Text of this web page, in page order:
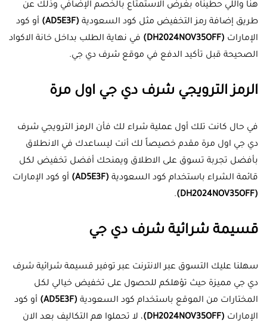
هنا واللي حطيناه بغرض الاستمتاع بالخصم الإضافي وذلك عن
طريق إضافة رمز التخفيض مثل كود السعودية (AD5E3F)
أو كود
الإمارات (DH2024NOV35OFF)
في نهاية الطلب بداخل خانة الاكواد
الصحيحة قبل تأكيد الدفع في موقع شرف دي جي.
الرمز الترويجي شرف دي جي اول مرة
في حال كانت تلك أول عملية شراء لك فأن الرمز الترويجي شرف
دي جي اول مرة مقدم خصيصاً لك أنت ليساعدك في الانطلاق
بأفضل تجربة تسوق على الاطلاق ويمنحك أفضل تخفيض لكل
قائمة الشراء باستخدام كود السعودية (AD5E3F)
أو كود الإمارات
(DH2024NOV35OFF)
.
قسيمة شرائية شرف دي جي
سهلنا عليك التسوق عبر الانترنت عبر توفير قسيمة شرائية شرف
دي جي مميزة حيث تؤهلكم للحصول على تخفيض خيالي لكل
المختارات من الموقع باستخدام كود السعودية (AD5E3F)
أو كود
الإمارات (DH2024NOV35OFF)
، لا تحملوا هم التكاليف بعد الان